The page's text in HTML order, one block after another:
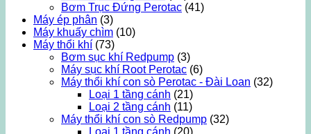
Bơm Trục Đứng Perotac (41)
Máy ép phân (3)
Máy khuấy chìm (10)
Máy thổi khí (73)
Bơm sục khí Redpump (3)
Máy sục khí Root Perotac (6)
Máy thổi khí con sò Perotac - Đài Loan (32)
Loại 1 tầng cánh (21)
Loại 2 tầng cánh (11)
Máy thổi khí con sò Redpump (32)
Loại 1 tầng cánh (20)